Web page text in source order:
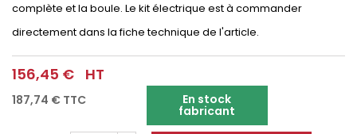
complète et la boule. Le kit électrique est à commander
directement dans la fiche technique de l'article.
156,45 € HT
187,74 € TTC En stock
fabricant